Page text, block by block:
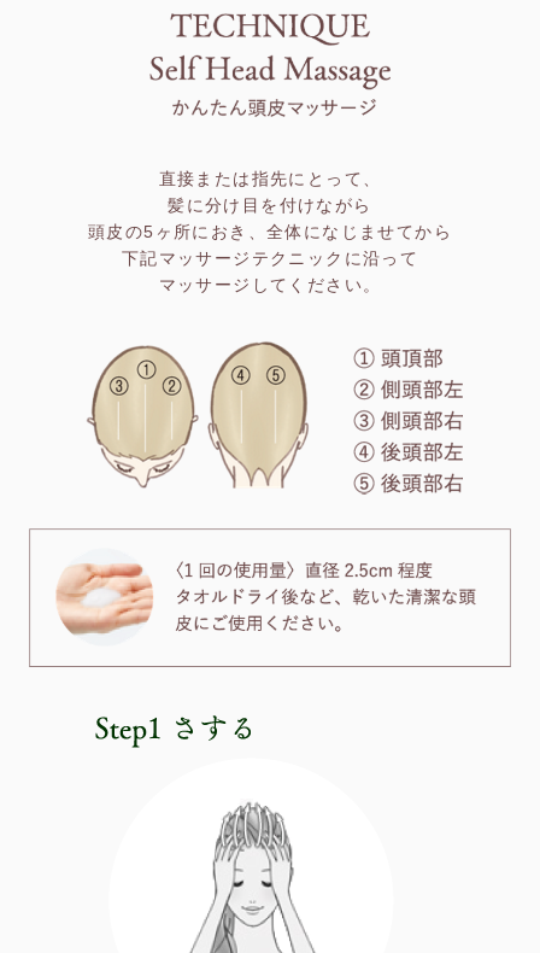
直接または指先にとって、
髪に分け目を付けながら
頭皮の5ヶ所におき、 全体になじませてから
下記マッサージテクニックに沿って
マッサージしてください。